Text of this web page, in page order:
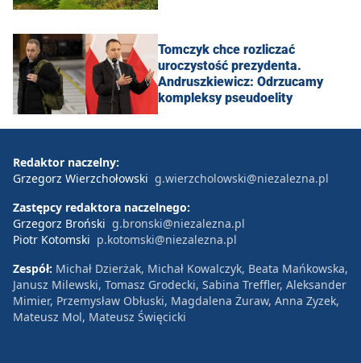
Tomczyk chce rozliczać
uroczystość prezydenta.
Andruszkiewicz: Odrzucamy
kompleksy pseudoelity
Redaktor naczelny:
Grzegorz Wierzchołowski g.wierzcholowski@niezalezna.pl
Zastępcy redaktora naczelnego:
Grzegorz Broński g.bronski@niezalezna.pl
Piotr Kotomski p.kotomski@niezalezna.pl
Zespół: Michał Dzierżak, Michał Kowalczyk, Beata Mańkowska,
Janusz Milewski, Tomasz Grodecki, Sabina Treffler, Aleksander
Mimier, Przemysław Obłuski, Magdalena Żuraw, Anna Zyzek,
Mateusz Mol, Mateusz Święcicki